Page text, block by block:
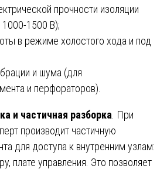
прочности изоляции
1500 В);
в режиме холостого хода и под
и шума (для
и перфораторов).
и частичная разборка . При
производит частичную
для доступа к внутренним узлам:
плате управления. Это позволяет